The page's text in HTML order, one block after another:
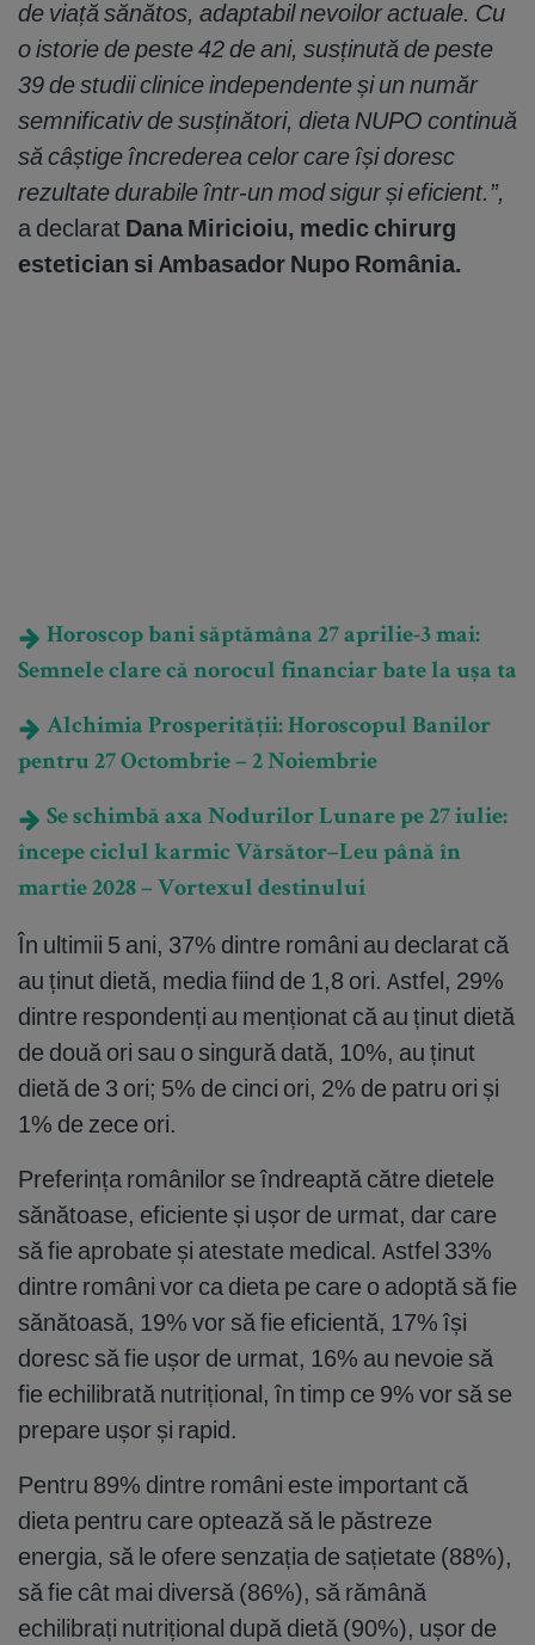
de viață sănătos, adaptabil nevoilor actuale. Cu
o istorie de peste 42 de ani, susținută de peste
39 de studii clinice independente și un număr
semnificativ de susținători, dieta NUPO continuă
să câștige încrederea celor care își doresc
rezultate durabile într-un mod sigur și eficient.”,
a declarat Dana Miricioiu, medic chirurg
estetician si Ambasador Nupo România.
Horoscop bani săptămâna 27 aprilie-3 mai:
Semnele clare că norocul financiar bate la ușa ta
Alchimia Prosperității: Horoscopul Banilor
pentru 27 Octombrie – 2 Noiembrie
Se schimbă axa Nodurilor Lunare pe 27 iulie:
începe ciclul karmic Vărsător–Leu până în
martie 2028 – Vortexul destinului
În ultimii 5 ani, 37% dintre români au declarat că
au ținut dietă, media fiind de 1,8 ori. Astfel, 29%
dintre respondenți au menționat că au ținut dietă
de două ori sau o singură dată, 10%, au ținut
dietă de 3 ori; 5% de cinci ori, 2% de patru ori și
1% de zece ori.
Preferința românilor se îndreaptă către dietele
sănătoase, eficiente și ușor de urmat, dar care
să fie aprobate și atestate medical. Astfel 33%
dintre români vor ca dieta pe care o adoptă să fie
sănătoasă, 19% vor să fie eficientă, 17% își
doresc să fie ușor de urmat, 16% au nevoie să
fie echilibrată nutrițional, în timp ce 9% vor să se
prepare ușor și rapid.
Pentru 89% dintre români este important că
dieta pentru care optează să le păstreze
energia, să le ofere senzația de sațietate (88%),
să fie cât mai diversă (86%), să rămână
echilibrați nutrițional după dietă (90%), ușor de